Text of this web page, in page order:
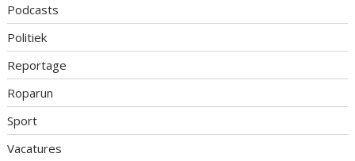
Podcasts
Politiek
Reportage
Roparun
Sport
Vacatures